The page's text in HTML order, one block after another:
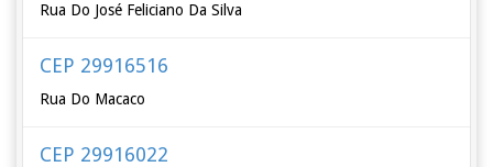
Rua Do José Feliciano Da Silva
CEP 29916516
Rua Do Macaco
CEP 29916022